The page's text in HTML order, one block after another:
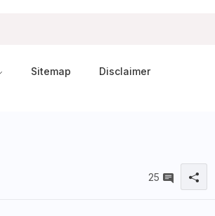
Sitemap Disclaimer
25